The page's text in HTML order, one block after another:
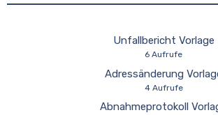
Unfallbericht Vorlage
6 Aufrufe
Adressänderung
4 Aufrufe
Abnahmeprotokoll